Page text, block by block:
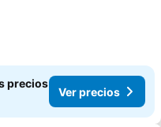
precios
Ver precios